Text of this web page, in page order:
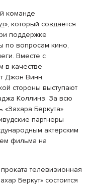
команде
», который создается
поддержке
по вопросам кино,
Вместе с
в качестве
Джон Винн.
стороны выступают
Коллинз. За всю
«Захара Беркута»
партнеры
актерским
фильма на
телевизионная
Беркут» состоится